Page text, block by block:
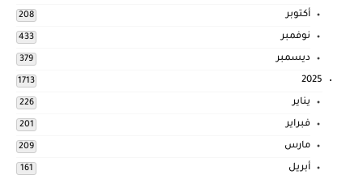
أكتوبر 208
نوفمبر 433
ديسمبر 379
2025
1713
يناير 226
فبراير 201
مارس 209
أبريل 161